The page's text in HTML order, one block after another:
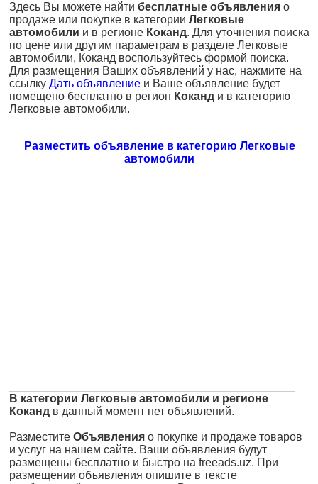
Здесь Вы можете найти бесплатные объявления о
продаже или покупке в категории Легковые
автомобили и в регионе Коканд. Для уточнения поиска
по цене или другим параметрам в разделе Легковые
автомобили, Коканд воспользуйтесь формой поиска.
Для размещения Ваших объявлений у нас, нажмите на
ссылку Дать объявление и Ваше объявление будет
помещено бесплатно в регион Коканд и в категорию
Легковые автомобили.
Разместить объявление в категорию Легковые
автомобили
В категории Легковые автомобили и регионе
Коканд в данный момент нет объявлений.
Разместите Объявления о покупке и продаже товаров
и услуг на нашем сайте. Ваши объявления будут
размещены бесплатно и быстро на freeads.uz. При
размещении объявления опишите в тексте